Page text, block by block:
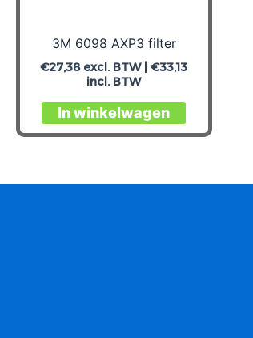
3M 6098 AXP3 filter
€27,38excl. BTW |€33,13
incl. BTW
In winkelwagen